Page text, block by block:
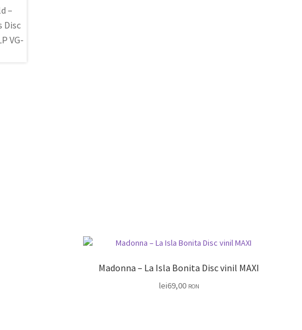
Madonna – La Isla Bonita Disc vinil MAXI
lei69,00 RON